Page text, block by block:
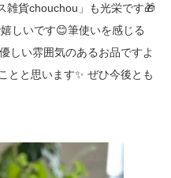
雑貨chouchou」も光栄です🎁
しいです😊筆使いを感じる
しい雰囲気のあるお品ですよ
とと思います✨ ぜひ今後とも